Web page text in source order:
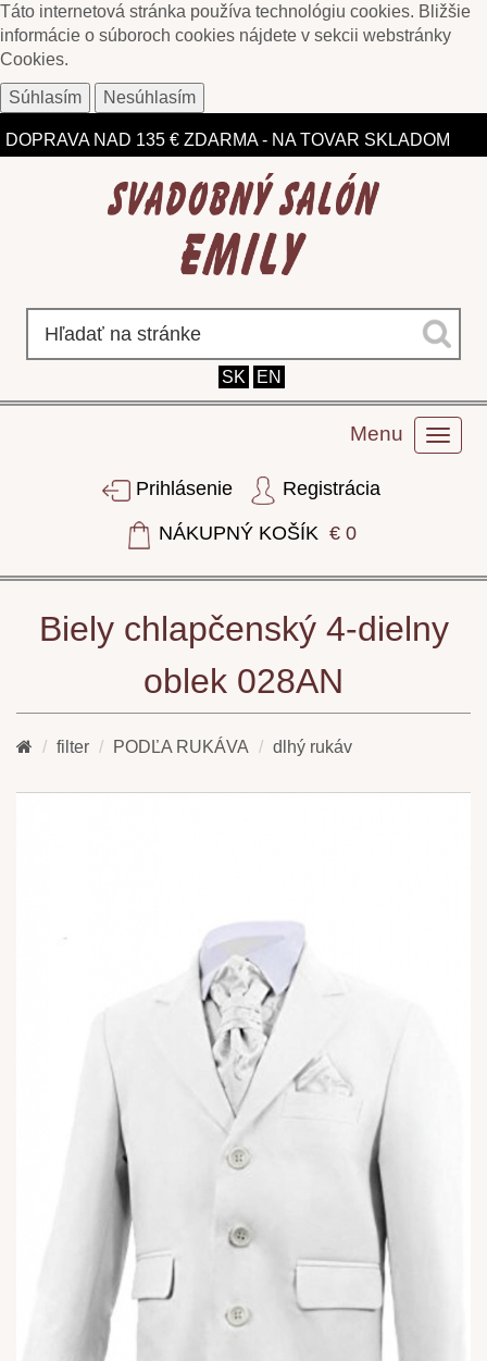
Táto internetová stránka používa technológiu cookies. Bližšie
informácie o súboroch cookies nájdete v sekcii webstránky
Cookies.
Súhlasím
Nesúhlasím
ZĽAVY DO 75% NA VYBRANÉ MODELY
DOPRAVA NAD 135 € ZDARMA - NA TOVAR SKLADOM
SK EN
Menu
Prihlásenie Registrácia
NÁKUPNÝ KOŠÍK € 0
Biely chlapčenský 4-dielny
oblek 028AN
filter PODĽA RUKÁVA dlhý rukáv